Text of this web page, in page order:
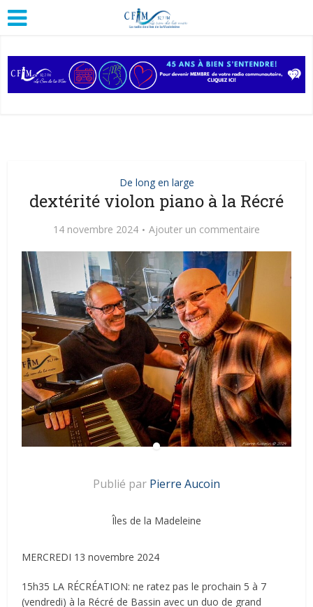
De long en large
dextérité violon piano à la Récré
14 novembre 2024 Ajouter un commentaire
Publié par Pierre Aucoin
Îles de la Madeleine
MERCREDI 13 novembre 2024
15h35 LA RÉCRÉATION: ne ratez pas le prochain 5 à 7
(vendredi) à la Récré de Bassin avec un duo de grand